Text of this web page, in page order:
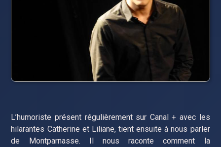
L’humoriste présent régulièrement sur Canal + avec les
hilarantes Catherine et Liliane, tient ensuite à nous parler
de Montparnasse. Il nous raconte comment la